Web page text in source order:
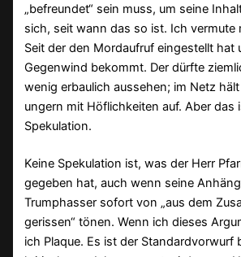
„befreundet“ sein muss, um seine
sich, seit wann das so ist. Ich vermute
Seit der den Mordaufruf eingestellt hat
Gegenwind bekommt. Der dürfte
wenig erbaulich aussehen; im Netz
ungern mit Höflichkeiten auf. Aber das
Spekulation.
Keine Spekulation ist, was der Herr
gegeben hat, auch wenn seine
Trumphasser sofort von „aus dem
gerissen“ tönen. Wenn ich dieses
ich Plaque. Es ist der Standardvorwurf